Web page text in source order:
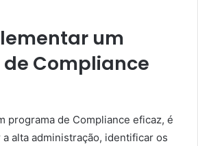
um
Compliance
programa de Compliance eficaz, é
alta administração, identificar os